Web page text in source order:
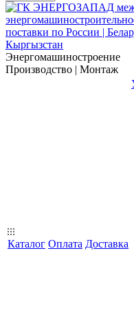
Энергомашиностроение
Производство | Монтаж
Каталог Оплата Доставка